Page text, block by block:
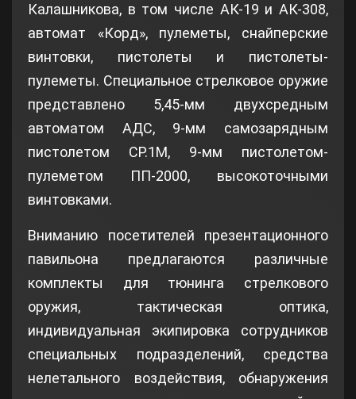
Калашникова, в том числе АК-19 и АК-308,
автомат «Корд», пулеметы, снайперские
винтовки, пистолеты и пистолеты-
пулеметы. Специальное стрелковое оружие
представлено 5,45-мм двухсредным
автоматом АДС, 9-мм самозарядным
пистолетом СР.1М, 9-мм пистолетом-
пулеметом ПП-2000, высокоточными
винтовками.
Вниманию посетителей презентационного
павильона предлагаются различные
комплекты для тюнинга стрелкового
оружия, тактическая оптика,
индивидуальная экипировка сотрудников
специальных подразделений, средства
нелетального воздействия, обнаружения